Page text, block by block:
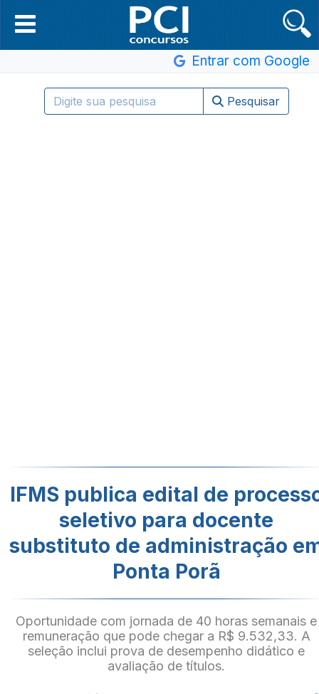
Entrar com Google
Pesquisar
IFMS publica edital de
seletivo para docente
substituto de administração
Ponta Porã
Oportunidade com jornada de 40 horas semanais e
remuneração que pode chegar a R$ 9.532,33. A
seleção inclui prova de desempenho didático e
avaliação de títulos.